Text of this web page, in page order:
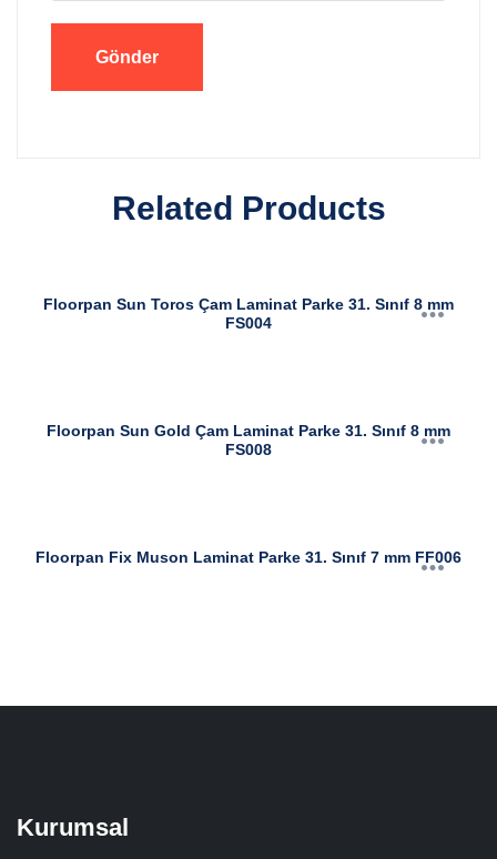
Related Products
Floorpan Sun Toros Çam Laminat Parke 31. Sınıf 8 mm
FS004
Floorpan Sun Gold Çam Laminat Parke 31. Sınıf 8 mm
FS008
Floorpan Fix Muson Laminat Parke 31. Sınıf 7 mm FF006
Kurumsal